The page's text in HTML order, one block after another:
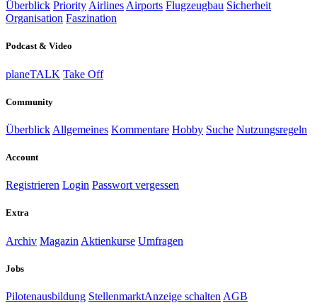
Überblick Priority Airlines Airports Flugzeugbau Sicherheit
Organisation Faszination
Podcast & Video
planeTALK Take Off
Community
Überblick Allgemeines Kommentare Hobby Suche Nutzungsregeln
Account
Registrieren Login Passwort vergessen
Extra
Archiv Magazin Aktienkurse Umfragen
Jobs
Pilotenausbildung StellenmarktAnzeige schalten AGB